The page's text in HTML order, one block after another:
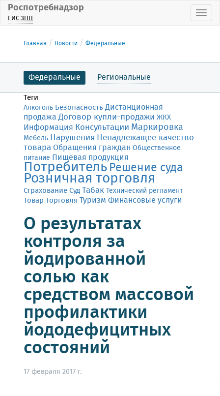
Роспотребнадзор
ГИС ЗПП
Главная Новости Федеральные
Федеральные Региональные
Теги
Алкоголь БезопасностьДистанционная
продажа Договор купли-продажи ЖКХ
Информация Консультации Маркировка
Мебель Нарушения Ненадлежащее качество
товара Обращения граждан Общественное
питание Пищевая продукция
ПотребительРешение суда
Розничная торговля
СтрахованиеСудТабакТехнический регламент
Товар Торговля Туризм Финансовые услуги
О результатах
контроля за
йодированной
солью как
средством массовой
профилактики
йододефицитных
состояний
17 февраля 2017 г.